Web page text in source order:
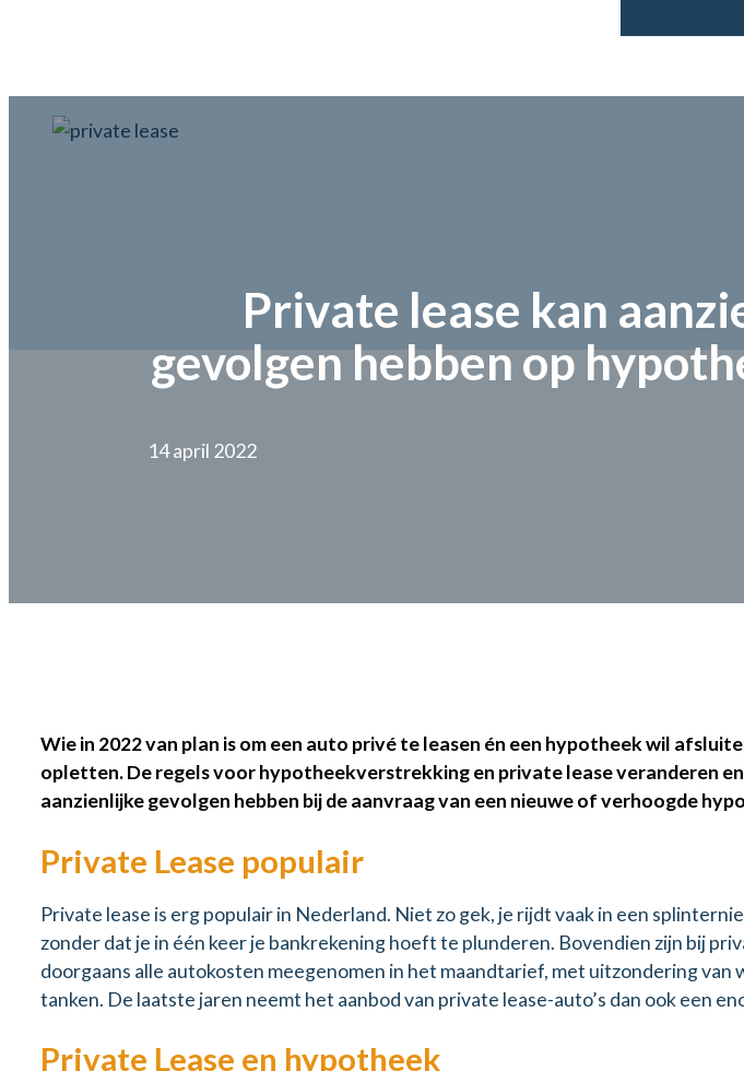
Private lease kan
gevolgen hebben op
14 april 2022
Wie in 2022 van plan is om een auto privé te leasen én een hypotheek wil
opletten. De regels voor hypotheekverstrekking en private lease veranderen
aanzienlijke gevolgen hebben bij de aanvraag van een nieuwe of verhoogde
Private Lease populair
Private lease is erg populair in Nederland. Niet zo gek, je rijdt vaak in een
zonder dat je in één keer je bankrekening hoeft te plunderen. Bovendien zijn bij
doorgaans alle autokosten meegenomen in het maandtarief, met uitzondering van
tanken. De laatste jaren neemt het aanbod van private lease-auto’s dan ook een
Private Lease en hypotheek